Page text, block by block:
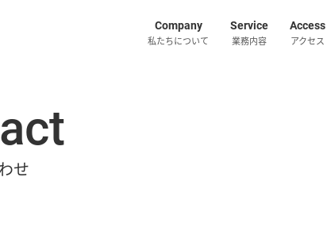
Company
私たちについて
Service
業務内容
Access
アクセス
せ